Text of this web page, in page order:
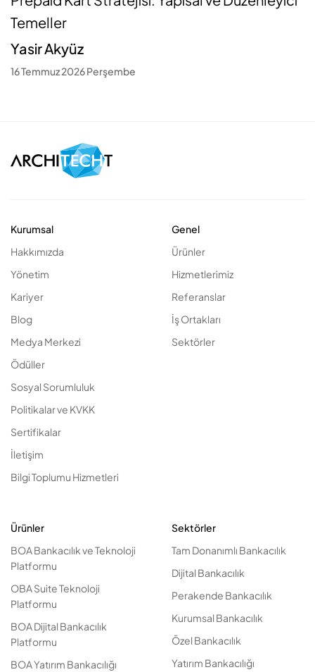
Temeller
Yasir Akyüz
16 Temmuz 2026 Perşembe
Kurumsal
Hakkımızda
Yönetim
Kariyer
Blog
Medya Merkezi
Ödüller
Sosyal Sorumluluk
Politikalar ve KVKK
Sertifikalar
İletişim
Bilgi Toplumu Hizmetleri
Genel
Ürünler
Hizmetlerimiz
Referanslar
İş Ortakları
Sektörler
Ürünler
BOA Bankacılık ve Teknoloji
Platformu
OBA Suite Teknoloji
Platformu
BOA Dijital Bankacılık
Platformu
BOA Yatırım Bankacılığı
Sektörler
Tam Donanımlı Bankacılık
Dijital Bankacılık
Perakende Bankacılık
Kurumsal Bankacılık
Özel Bankacılık
Yatırım Bankacılığı